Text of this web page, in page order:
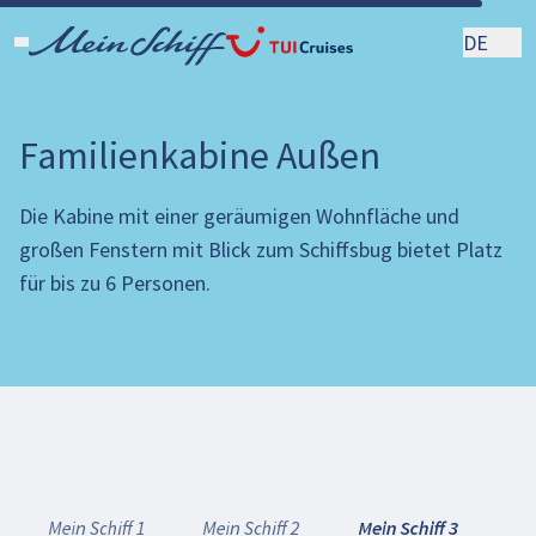
DE
Familienkabine Außen
Die Kabine mit einer geräumigen Wohnfläche und
großen Fenstern mit Blick zum Schiffsbug bietet Platz
für bis zu 6 Personen.
Mein Schiff 1 Mein Schiff 2 Mein Schiff 3